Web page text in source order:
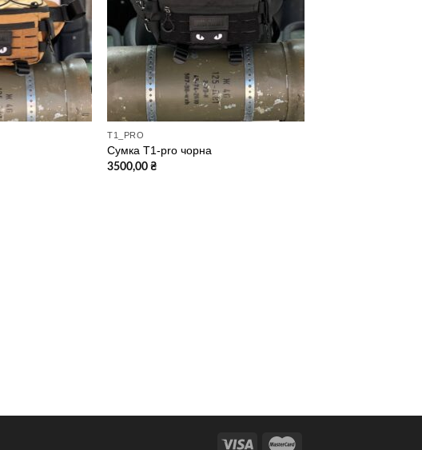
T1_PRO
Сумка T1-pro чорна
3500,00₴